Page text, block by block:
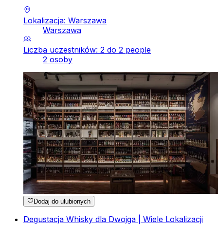
Lokalizacja: Warszawa
Warszawa
Liczba uczestników: 2 do 2 people
2 osoby
Dodaj do ulubionych
Degustacja Whisky dla Dwojga | Wiele Lokalizacji